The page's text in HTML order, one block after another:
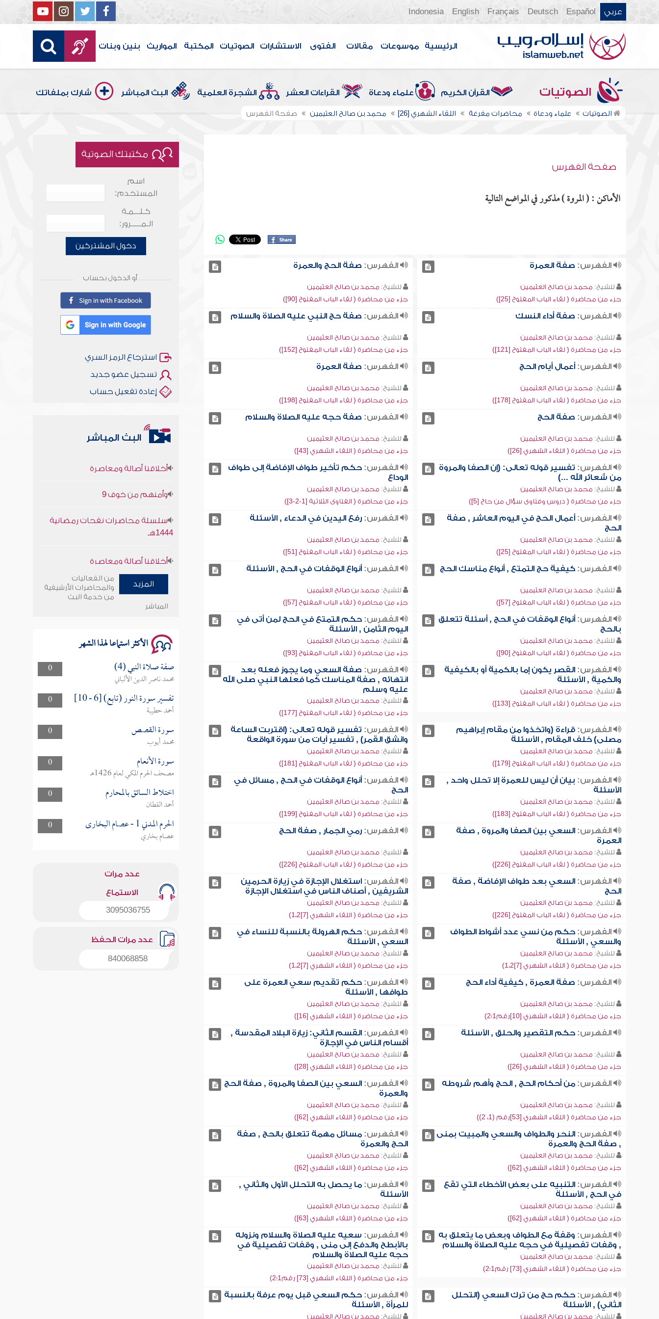
عربي Español
Deutsch
Français
English
Indonesia
الرئيسية موسوعات مقالات الفتوى الاستشارات الصوتيات المكتبة المواريث بنين وبنات
الصوتيات القرآن الكريم علماء ودعاة القراءات العشر الشجرة العلمية البث المباشر شارك بملفاتك
الصوتيات علماء ودعاة محاضرات مفرغة اللقاء الشهري [26] محمد بن صالح العثيمين صفحة الفهرس
صفحة الفهرس
الأماكن : ( المروة ) مذكور في المواضع التالية
الفهرس: صفة العمرة
للشيخ: محمد بن صالح العثيمين
جزء من محاضرة ( لقاء الباب المفتوح [25])
الفهرس: صفة الحج والعمرة
للشيخ: محمد بن صالح العثيمين
جزء من محاضرة ( لقاء الباب المفتوح [90])
الفهرس: صفة أداء النسك
للشيخ: محمد بن صالح العثيمين
جزء من محاضرة ( لقاء الباب المفتوح [121])
الفهرس: صفة حج النبي عليه الصلاة والسلام
للشيخ: محمد بن صالح العثيمين
جزء من محاضرة ( لقاء الباب المفتوح [152])
الفهرس:أعمال أيام الحج
للشيخ: محمد بن صالح العثيمين
جزء من محاضرة ( لقاء الباب المفتوح [178])
الفهرس: صفة العمرة
للشيخ: محمد بن صالح العثيمين
جزء من محاضرة ( لقاء الباب المفتوح [198])
الفهرس: صفة الحج
للشيخ: محمد بن صالح العثيمين
جزء من محاضرة ( اللقاء الشهري [26])
الفهرس: صفة حجه عليه الصلاة والسلام
للشيخ: محمد بن صالح العثيمين
جزء من محاضرة ( اللقاء الشهري [43])
الفهرس: تفسير قوله تعالى: (إن الصفا والمروة
من شعائر الله ...)
للشيخ: محمد بن صالح العثيمين
جزء من محاضرة ( دروس وفتاوى سؤال من حاج [5])
الفهرس: حكم تأخير طواف الإفاضة إلى طواف
الوداع
للشيخ: محمد بن صالح العثيمين
جزء من محاضرة ( الفتاوى الثلاثية [1-2-3])
الفهرس:أعمال الحج في اليوم العاشر , صفة
الحج
للشيخ: محمد بن صالح العثيمين
جزء من محاضرة ( لقاء الباب المفتوح [25])
الفهرس: رفع اليدين في الدعاء , الأسئلة
للشيخ: محمد بن صالح العثيمين
جزء من محاضرة ( لقاء الباب المفتوح [51])
الفهرس:كيفية حج التمتع , أنواع مناسك الحج
للشيخ: محمد بن صالح العثيمين
جزء من محاضرة ( لقاء الباب المفتوح [57])
الفهرس: أنواع الوقفات في الحج , الأسئلة
للشيخ: محمد بن صالح العثيمين
جزء من محاضرة ( لقاء الباب المفتوح [57])
الفهرس:أنواع الوقفات في الحج , أسئلة تتعلق
بالحج
للشيخ: محمد بن صالح العثيمين
جزء من محاضرة ( لقاء الباب المفتوح [90])
الفهرس: حكم التمتع في الحج لمن أتى في
اليوم الثامن , الأسئلة
للشيخ: محمد بن صالح العثيمين
جزء من محاضرة ( لقاء الباب المفتوح [93])
الفهرس:القصر يكون إما بالكمية أو بالكيفية
والكمية , الأسئلة
للشيخ: محمد بن صالح العثيمين
جزء من محاضرة ( لقاء الباب المفتوح [133])
الفهرس: صفة السعي وما يجوز فعله بعد
انتهائه , صفة المناسك كما فعلها النبي صلى الله
عليه وسلم
للشيخ: محمد بن صالح العثيمين
جزء من محاضرة ( لقاء الباب المفتوح [177])
الفهرس:قراءة (واتخذوا من مقام إبراهيم
مصلى) خلف المقام , الأسئلة
للشيخ: محمد بن صالح العثيمين
جزء من محاضرة ( لقاء الباب المفتوح [179])
الفهرس: تفسير قوله تعالى: (اقتربت الساعة
وانشق القمر) , تفسير آيات من سورة الواقعة
للشيخ: محمد بن صالح العثيمين
جزء من محاضرة ( لقاء الباب المفتوح [181])
الفهرس: بيان أن ليس للعمرة إلا تحلل واحد ,
الأسئلة
للشيخ: محمد بن صالح العثيمين
جزء من محاضرة ( لقاء الباب المفتوح [183])
الفهرس: أنواع الوقفات في الحج , مسائل في
الحج
للشيخ: محمد بن صالح العثيمين
جزء من محاضرة ( لقاء الباب المفتوح [199])
الفهرس:السعي بين الصفا والمروة , صفة
العمرة
للشيخ: محمد بن صالح العثيمين
جزء من محاضرة ( لقاء الباب المفتوح [226])
الفهرس: رمي الجمار , صفة الحج
للشيخ: محمد بن صالح العثيمين
جزء من محاضرة ( لقاء الباب المفتوح [226])
الفهرس:السعي بعد طواف الإفاضة , صفة
الحج
للشيخ: محمد بن صالح العثيمين
جزء من محاضرة ( لقاء الباب المفتوح [226])
الفهرس: استغلال الإجازة في زيارة الحرمين
الشريفين , أصناف الناس في استغلال الإجازة
للشيخ: محمد بن صالح العثيمين
جزء من محاضرة ( اللقاء الشهري [7]1،2)
الفهرس:حكم من نسي عدد أشواط الطواف
والسعي , الأسئلة
للشيخ: محمد بن صالح العثيمين
جزء من محاضرة ( اللقاء الشهري [7]1،2)
الفهرس: حكم الهرولة بالنسبة للنساء في
السعي , الأسئلة
للشيخ: محمد بن صالح العثيمين
جزء من محاضرة ( اللقاء الشهري [7]1،2)
الفهرس: صفة العمرة , كيفية أداء الحج
للشيخ: محمد بن صالح العثيمين
جزء من محاضرة ( اللقاء الشهري [10]رقم1؛2)
الفهرس: حكم تقديم سعي العمرة على
طوافها , الأسئلة
للشيخ: محمد بن صالح العثيمين
جزء من محاضرة ( اللقاء الشهري [16])
الفهرس:حكم التقصير والحلق , الأسئلة
للشيخ: محمد بن صالح العثيمين
جزء من محاضرة ( اللقاء الشهري [26])
الفهرس: القسم الثاني: زيارة البلاد المقدسة ,
أقسام الناس في الإجازة
للشيخ: محمد بن صالح العثيمين
جزء من محاضرة ( اللقاء الشهري [28])
الفهرس:من أحكام الحج , الحج وأهم شروطه
للشيخ: محمد بن صالح العثيمين
جزء من محاضرة ( اللقاء الشهري [53]رقم (1، 2))
الفهرس: السعي بين الصفا والمروة , صفة الحج
والعمرة
للشيخ: محمد بن صالح العثيمين
جزء من محاضرة ( اللقاء الشهري [62])
الفهرس:النحر والطواف والسعي والمبيت بمنى
, صفة الحج والعمرة
للشيخ: محمد بن صالح العثيمين
جزء من محاضرة ( اللقاء الشهري [62])
الفهرس: مسائل مهمة تتعلق بالحج , صفة
الحج والعمرة
للشيخ: محمد بن صالح العثيمين
جزء من محاضرة ( اللقاء الشهري [62])
الفهرس:التنبيه على بعض الأخطاء التي تقع
في الحج , الأسئلة
للشيخ: محمد بن صالح العثيمين
جزء من محاضرة ( اللقاء الشهري [62])
الفهرس: ما يحصل به التحلل الأول والثاني ,
الأسئلة
للشيخ: محمد بن صالح العثيمين
جزء من محاضرة ( اللقاء الشهري [63])
الفهرس: وقفة مع الطواف وبعض ما يتعلق به
, وقفات تفصيلية في حجه عليه الصلاة والسلام
للشيخ: محمد بن صالح العثيمين
جزء من محاضرة ( اللقاء الشهري [73] رقم1؛2)
الفهرس: سعيه عليه الصلاة والسلام ونزوله
بالأبطح والدفع إلى منى , وقفات تفصيلية في
حجه عليه الصلاة والسلام
للشيخ: محمد بن صالح العثيمين
جزء من محاضرة ( اللقاء الشهري [73] رقم1؛2)
الفهرس:حكم حج من ترك السعي (التحلل
الثاني) , الأسئلة
للشيخ: محمد بن صالح العثيمين
الفهرس: حكم السعي قبل يوم عرفة بالنسبة
للمرأة , الأسئلة
للشيخ: محمد بن صالح العثيمين
مكتبتك الصوتية
اسم
المستخدم:
كـلـــمـة
الـمـــــرور:
دخول المشتركين
أو الدخول بحساب
استرجاع الرمز السري
تسجيل عضو جديد
إعادة تفعيل حساب
البث المباشر
1444هـ
وأمنهم من خوف 9
سلسلة محاضرات نفحات رمضانية
المزيد
من الفعاليات
والمحاضرات الأرشيفية
من خدمة البث
المباشر
الأكثر استماعا لهذا الشهر
0 صفة صلاة النبي (4)
محمد ناصر الدين الألباني
0
تفسير سورة النور (تابع) [6 - 10]
أحمد حطيبة
0
سورة القصص
محمد أيوب
0
سورة الأنعام
مصحف الحرم المكي لعام 1426هـ
0
اختلاط السائق بالمحارم
أحمد القطان
0
الحرم المدني 1 - عصام البخارى
عصام بخاري
عدد مرات
الاستماع
3095036755
عدد مرات الحفظ
840068858